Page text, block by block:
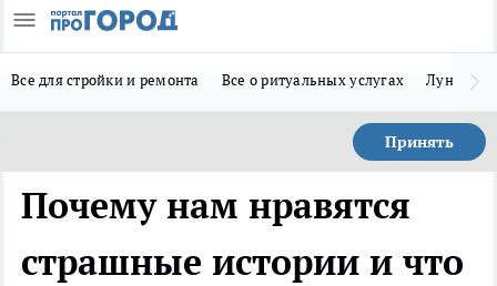
Все для стройки и ремонта Все о ритуальных услугах Лунно-
Принять
Почему нам нравятся
страшные истории и что